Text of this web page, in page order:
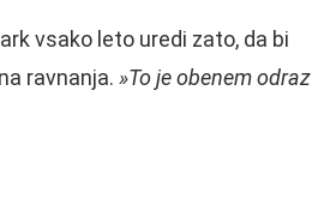
vsako leto uredi zato, da bi
ravnanja. »To je obenem odraz